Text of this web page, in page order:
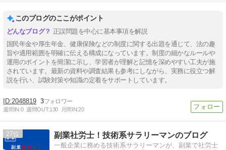
このブログのここがポイント
正誤問題を中心に基本事項を解説
国民年金や厚生年金、健康保険などの制度に関する出題を通じて、法の趣
旨や適用範囲を明確に伝える構成になっています。制度の細かなルールや
運用のポイントを簡潔に示し、学習者が理解と記憶を深めやすい工夫が施
されています。最新の資料や調査結果も参考にしながら、実務に役立つ解
説を行い、試験対策や知識の定着をサポートしています。
2048819 3
週間IN:0 週間OUT:130 月間IN:20
27 副業社労士！技術系サラリーマンのブログ
一般企業に務める技術系サラリーマンが、副業で社労士